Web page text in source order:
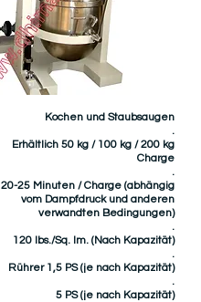
Kochen und Staubsaugen
.
Erhältlich 50 kg / 100 kg / 200 kg
Charge
.
20-25 Minuten / Charge (abhängig
vom Dampfdruck und anderen
verwandten Bedingungen)
.
120 lbs./Sq. Im. (Nach Kapazität)
.
Rührer 1,5 PS (je nach Kapazität)
.
5 PS (je nach Kapazität)